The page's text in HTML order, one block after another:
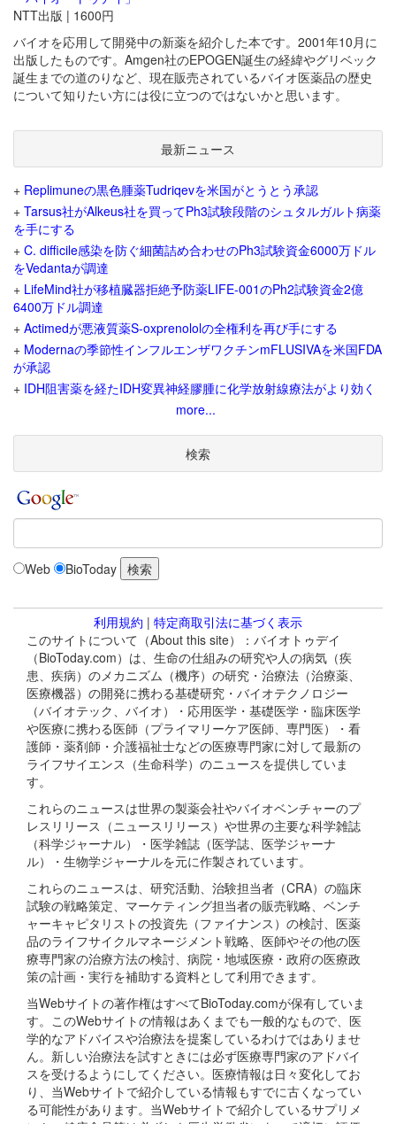
NTT出版 | 1600円
バイオを応用して開発中の新薬を紹介した本です。2001年10月に
出版したものです。Amgen社のEPOGEN誕生の経緯やグリベック
誕生までの道のりなど、現在販売されているバイオ医薬品の歴史
について知りたい方には役に立つのではないかと思います。
最新ニュース
+ Replimuneの黒色腫薬Tudriqevを米国がとうとう承認
+ Tarsus社がAlkeus社を買ってPh3試験段階のシュタルガルト病薬
を手にする
+ C. difficile感染を防ぐ細菌詰め合わせのPh3試験資金6000万ドル
をVedantaが調達
+ LifeMind社が移植臓器拒絶予防薬LIFE-001のPh2試験資金2億
6400万ドル調達
+ Actimedが悪液質薬S-oxprenololの全権利を再び手にする
+ Modernaの季節性インフルエンザワクチンmFLUSIVAを米国FDA
が承認
+ IDH阻害薬を経たIDH変異神経膠腫に化学放射線療法がより効く
more...
検索
Web BioToday
利用規約 | 特定商取引法に基づく表示
このサイトについて（About this site）：バイオトゥデイ
（BioToday.com）は、生命の仕組みの研究や人の病気（疾
患、疾病）のメカニズム（機序）の研究・治療法（治療薬、
医療機器）の開発に携わる基礎研究・バイオテクノロジー
（バイオテック、バイオ）・応用医学・基礎医学・臨床医学
や医療に携わる医師（プライマリーケア医師、専門医）・看
護師・薬剤師・介護福祉士などの医療専門家に対して最新の
ライフサイエンス（生命科学）のニュースを提供していま
す。
これらのニュースは世界の製薬会社やバイオベンチャーのプ
レスリリース（ニュースリリース）や世界の主要な科学雑誌
（科学ジャーナル）・医学雑誌（医学誌、医学ジャーナ
ル）・生物学ジャーナルを元に作製されています。
これらのニュースは、研究活動、治験担当者（CRA）の臨床
試験の戦略策定、マーケティング担当者の販売戦略、ベンチ
ャーキャピタリストの投資先（ファイナンス）の検討、医薬
品のライフサイクルマネージメント戦略、医師やその他の医
療専門家の治療方法の検討、病院・地域医療・政府の医療政
策の計画・実行を補助する資料として利用できます。
当Webサイトの著作権はすべてBioToday.comが保有していま
す。このWebサイトの情報はあくまでも一般的なもので、医
学的なアドバイスや治療法を提案しているわけではありませ
ん。新しい治療法を試すときには必ず医療専門家のアドバイ
スを受けるようにしてください。医療情報は日々変化してお
り、当Webサイトで紹介している情報もすでに古くなってい
る可能性があります。当Webサイトで紹介しているサプリメ